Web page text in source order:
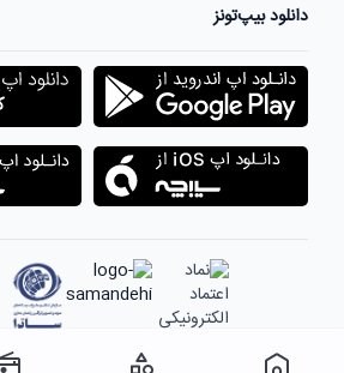
دانلود بیپ‌تونز